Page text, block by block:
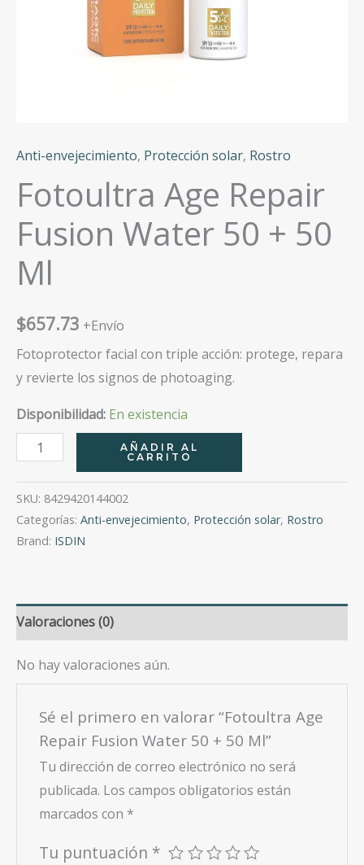
Anti-envejecimiento, Protección solar, Rostro
Fotoultra Age Repair
Fusion Water 50 + 50
Ml
$657.73 +Envío
Fotoprotector facial con triple acción: protege, repara
y revierte los signos de photoaging.
Disponibilidad: En existencia
Fotoultra
Age
Repair
Fusion
Water
50
Ml
cantidad
AÑADIR AL
CARRITO
SKU: 8429420144002
Categorías: Anti-envejecimiento, Protección solar, Rostro
Brand: ISDIN
Valoraciones (0)
No hay valoraciones aún.
Sé el primero en valorar “Fotoultra Age
Repair Fusion Water 50 + 50 Ml”
Tu dirección de correo electrónico no será
publicada. Los campos obligatorios están
marcados con *
Tu puntuación *